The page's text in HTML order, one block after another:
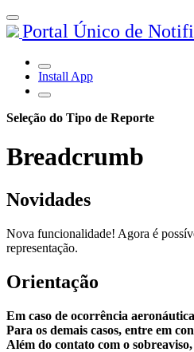
Portal Único de
Install App
Seleção do Tipo de Reporte
Breadcrumb
Novidades
Nova funcionalidade! Agora é
representação.
Orientação
Em caso de ocorrência
Para os demais casos, entre em
Além do contato com o